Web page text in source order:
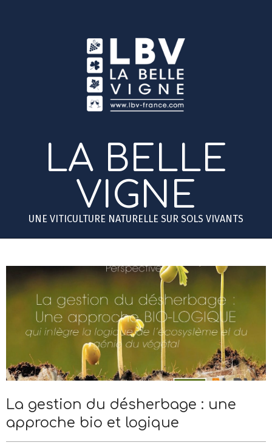
LA BELLE
VIGNE
UNE VITICULTURE NATURELLE SUR SOLS VIVANTS
Menu
La gestion du désherbage : une
approche bio et logique